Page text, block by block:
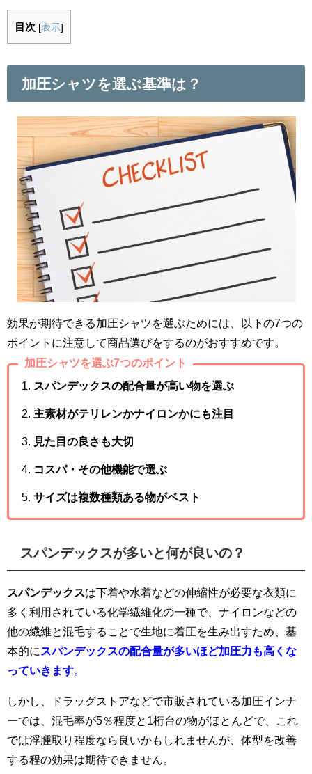
目次 [表示]
加圧シャツを選ぶ基準は？
効果が期待できる加圧シャツを選ぶためには、以下の7つの
ポイントに注意して商品選びをするのがおすすめです。
加圧シャツを選ぶ7つのポイント
スパンデックスの配合量が高い物を選ぶ
主素材がテリレンかナイロンかにも注目
見た目の良さも大切
コスパ・その他機能で選ぶ
サイズは複数種類ある物がベスト
スパンデックスが多いと何が良いの？
スパンデックスは下着や水着などの伸縮性が必要な衣類に
多く利用されている化学繊維化の一種で、ナイロンなどの
他の繊維と混毛することで生地に着圧を生み出すため、基
本的に スパンデックスの配合量が多いほど加圧力も高くな
っていきます
しかし、ドラッグストアなどで市販されている加圧インナ
ーでは、混毛率が5％程度と1桁台の物がほとんどで、これ
では浮腫取り程度なら良いかもしれませんが、体型を改善
する程の効果は期待できません。